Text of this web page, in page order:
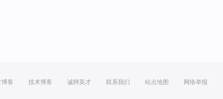
博客 技术博客 诚聘英才 联系我们 站点地图 网络举报